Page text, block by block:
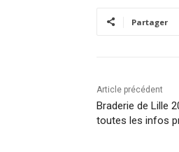
Partager
Article précédent
Braderie de Lille
toutes les infos